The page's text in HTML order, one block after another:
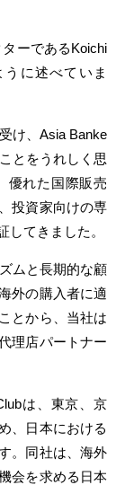
ーであるKoichi
うに述べていま
け、Asia Banke
とをうれしく思
優れた国際販売
投資家向けの専
てきました。
ムと長期的な顧
外の購入者に適
とから、当社は
理店パートナー
は、東京、京
、日本における
。同社は、海外
会を求める日本